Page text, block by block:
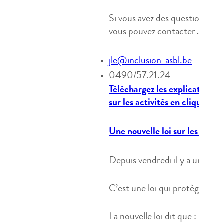
Si vous avez des
vous pouvez contacter
jle@inclusion-asbl.be
0490/57.21.24
Téléchargez les
sur les activités en
Une nouvelle loi sur
Depuis vendredi il y a
C’est une loi qui
La nouvelle loi dit que :